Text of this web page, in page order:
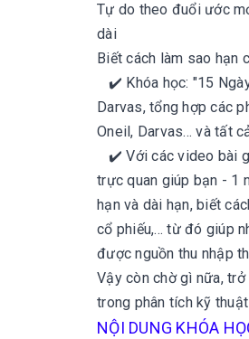
Tự do theo đuổi ước
dài
Biết cách làm sao hạn
✔️ Khóa học: "15
Darvas, tổng hợp các
Oneil, Darvas... và tất
✔️ Với các video bài
trực quan giúp bạn - 1
hạn và dài hạn, biết
cổ phiếu,... từ đó giúp
được nguồn thu nhập
Vậy còn chờ gì nữa,
trong phân tích kỹ
NỘI DUNG KHÓA